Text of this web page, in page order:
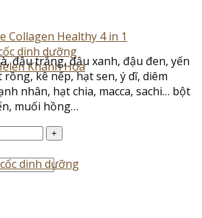
Collagen Healthy 4 in 1
dinh dưỡng
Khánh Hòa
đậu trắng, đậu xanh, đậu đen, yến
kê nếp, hạt sen, ý dĩ, diêm
nhân, hạt chia, macca, sachi… bột
muối hồng…
dinh dưỡng